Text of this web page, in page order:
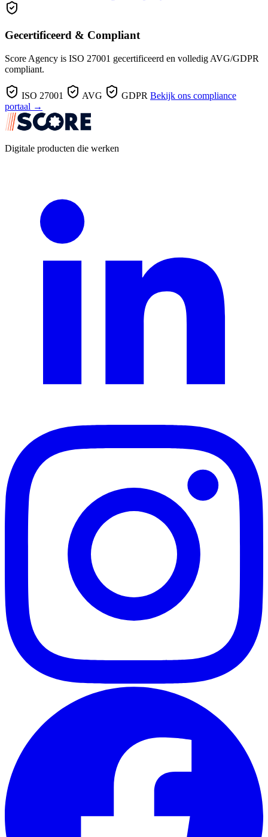
Gecertificeerd & Compliant
Score Agency is ISO 27001 gecertificeerd en volledig AVG/GDPR
compliant.
ISO 27001 AVG GDPR Bekijk ons compliance
portaal →
Digitale producten die werken